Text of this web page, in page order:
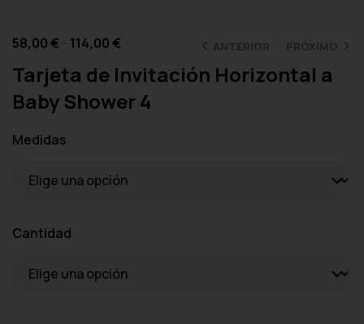
ANTERIOR PRÓXIMO
58,00€ 114,00€
Tarjeta de Invitación Horizontal a
Baby Shower 4
Medidas
Cantidad